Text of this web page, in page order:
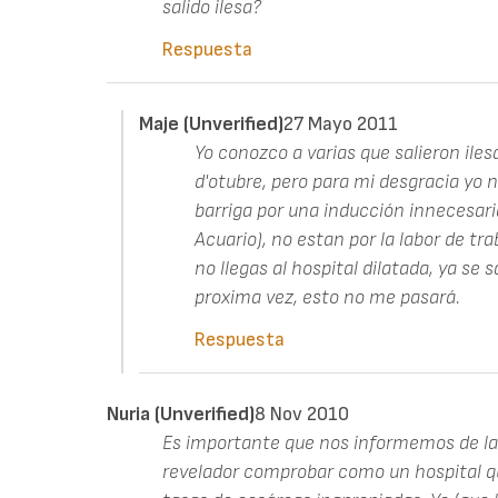
salido ilesa?
Respuesta
Maje (unverified)27 Mayo 2011
Yo conozco a varias que salieron
d'otubre, pero para mi desgracia yo
barriga por una inducción
Acuario), no estan por la labor de
no llegas al hospital dilatada, ya se
proxima vez, esto no me pasará.
Respuesta
Nuria (unverified)8 Nov 2010
Es importante que nos informemos de
revelador comprobar como un hospital